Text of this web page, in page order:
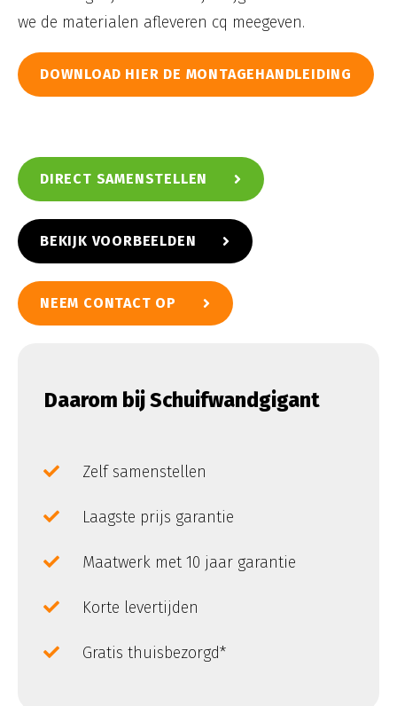
we de materialen afleveren cq meegeven.
DOWNLOAD HIER DE MONTAGEHANDLEIDING
DIRECT SAMENSTELLEN
BEKIJK VOORBEELDEN
NEEM CONTACT OP
Daarom bij Schuifwandgigant
Zelf samenstellen
Laagste prijs garantie
Maatwerk met 10 jaar garantie
Korte levertijden
Gratis thuisbezorgd*